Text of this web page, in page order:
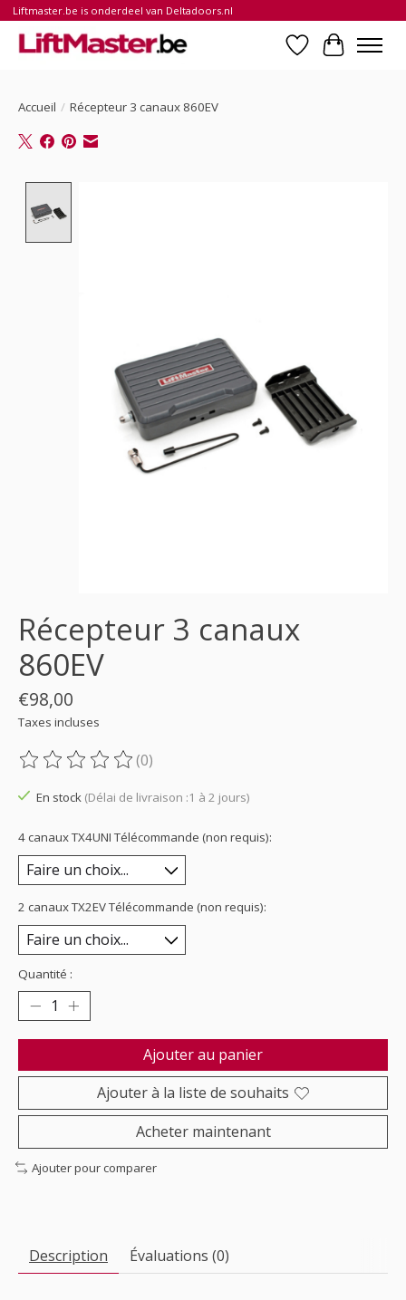
Liftmaster.be is onderdeel van Deltadoors.nl
Liste dePanier
Accueil / Récepteur 3 canaux 860EV
Récepteur 3 canaux
860EV
€98,00
Taxes incluses
Ce produit est évalué à
(0)
En stock (Délai de livraison :1 à 2 jours)
4 canaux TX4UNI Télécommande (non requis):
2 canaux TX2EV Télécommande (non requis):
Quantité :
Ajouter au panier
Ajouter à la liste de souhaits
Acheter maintenant
Ajouter pour comparer
Description Évaluations (0)